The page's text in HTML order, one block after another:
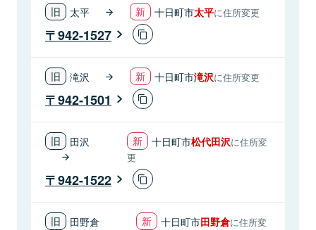
太平 十日町市太平に住所変更
942-1527
滝沢 十日町市滝沢に住所変更
942-1501
田沢 十日町市松代田沢に住所変
更
942-1522
田野倉 十日町市田野倉に住所変